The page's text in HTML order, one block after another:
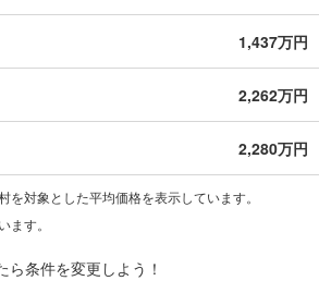
1,437万円
2,262万円
2,280万円
を対象とした平均価格を表示しています。
ます。
ら条件を変更しよう！